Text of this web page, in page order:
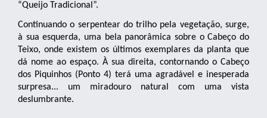
“Queijo Tradicional”.
Continuando o serpentear do trilho pela vegetação, surge,
à sua esquerda, uma bela panorâmica sobre o Cabeço do
Teixo, onde existem os últimos exemplares da planta que
dá nome ao espaço. À sua direita, contornando o Cabeço
dos Piquinhos (Ponto 4) terá uma agradável e inesperada
surpresa... um miradouro natural com uma vista
deslumbrante.